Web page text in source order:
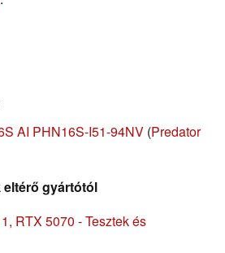
AI PHN16S-I51-94NV (Predator
eltérő gyártótól
RTX 5070 - Tesztek és